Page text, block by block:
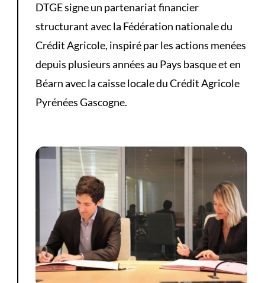
DTGE signe un partenariat financier
structurant avec la Fédération nationale du
Crédit Agricole, inspiré par les actions menées
depuis plusieurs années au Pays basque et en
Béarn avec la caisse locale du Crédit Agricole
Pyrénées Gascogne.